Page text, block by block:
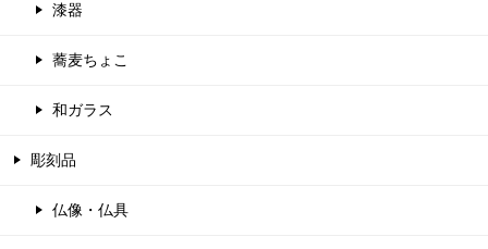
漆器
蕎麦ちょこ
和ガラス
彫刻品
仏像・仏具